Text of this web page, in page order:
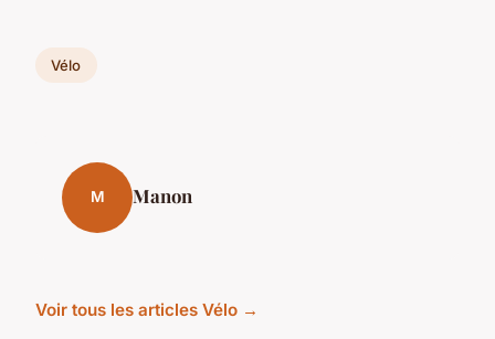
Vélo
M Manon
Voir tous les articles Vélo →